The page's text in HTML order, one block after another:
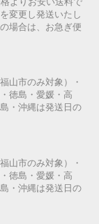
よりお安い送料で
変更し発送いたし
場合は、お急ぎ便
山市のみ対象）・
徳島・愛媛・高
・沖縄は発送日の
山市のみ対象）・
徳島・愛媛・高
・沖縄は発送日の